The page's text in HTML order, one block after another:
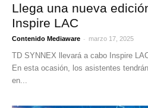
Llega una nueva
Inspire LAC
Contenido Mediaware - marzo 17, 2025
TD SYNNEX llevará a cabo Inspire
En esta ocasión, los asistentes
en...